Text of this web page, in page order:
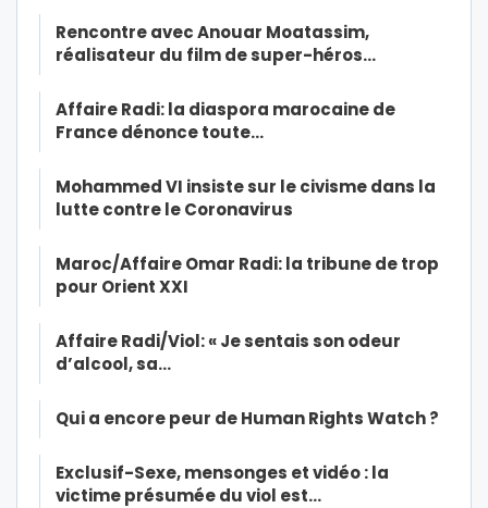
Rencontre avec Anouar Moatassim,
réalisateur du film de super-héros…
Affaire Radi: la diaspora marocaine de
France dénonce toute…
Mohammed VI insiste sur le civisme dans la
lutte contre le Coronavirus
Maroc/Affaire Omar Radi: la tribune de trop
pour Orient XXI
Affaire Radi/Viol: « Je sentais son odeur
d’alcool, sa…
Qui a encore peur de Human Rights Watch ?
Exclusif-Sexe, mensonges et vidéo : la
victime présumée du viol est…